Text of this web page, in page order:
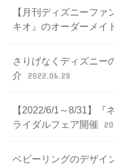
【月刊ディズニーフ
キオ』のオーダーメイ
さりげなくディズニー
介
2022.06.28
【2022/6/1～8/31】『
ライダルフェア開催
ベビーリングのデザイ